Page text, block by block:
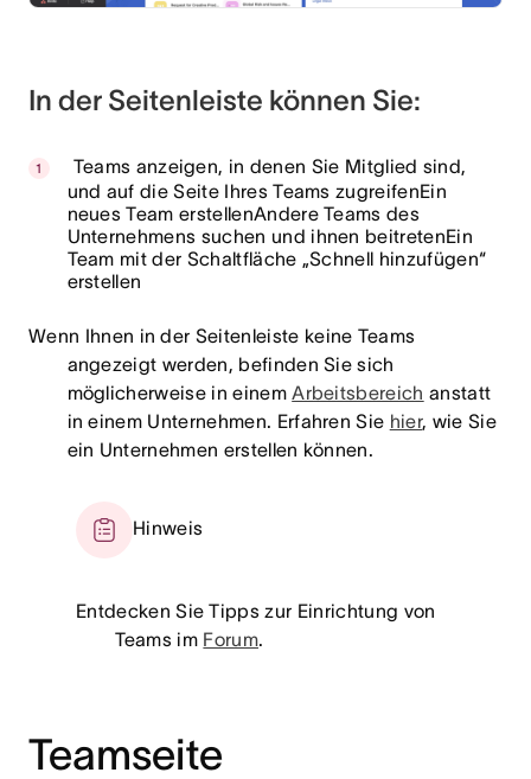
In der Seitenleiste können Sie:
Teams anzeigen, in denen Sie Mitglied sind,
und auf die Seite Ihres Teams zugreifenEin
neues Team erstellenAndere Teams des
Unternehmens suchen und ihnen beitretenEin
Team mit der Schaltfläche „Schnell hinzufügen“
erstellen
Wenn Ihnen in der Seitenleiste keine Teams
angezeigt werden, befinden Sie sich
möglicherweise in einemArbeitsbereich anstatt
in einem Unternehmen. Erfahren Sie hier, wie Sie
ein Unternehmen erstellen können.
Hinweis
Entdecken Sie Tipps zur Einrichtung von
Teams im Forum.
Teamseite